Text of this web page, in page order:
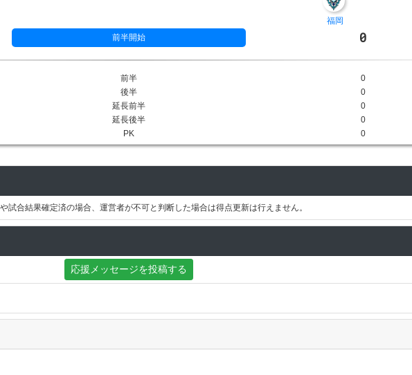
福岡
前半開始 0
前半
0
後半
0
延長前半
0
延長後半
0
PK 0
試合結果確定済の場合、運営者が不可と判断した場合は得点更新は行えません。
応援メッセージを投稿する